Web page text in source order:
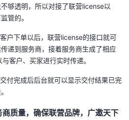
够透明，所以对接了联营license以
管的。
户下单以后，联营license的接口就可
递到服务商，接着服务商生成了相应
客户、买家进行实时传递。
付完成后后台就可以显示交付结果已完
质量，确保联营品牌，广邀天下